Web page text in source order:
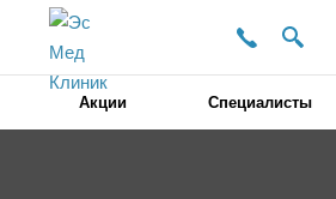
Акции Специалисты